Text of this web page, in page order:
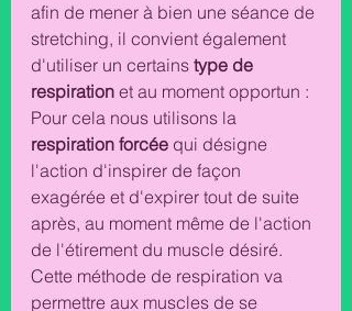
afin de mener à bien une séance de
stretching, il convient également
d'utiliser un certains type de
respiration et au moment opportun :
Pour cela nous utilisons la
respiration forcée qui désigne
l'action d'inspirer de façon
exagérée et d'expirer tout de suite
après, au moment même de l'action
de l'étirement du muscle désiré.
Cette méthode de respiration va
permettre aux muscles de se